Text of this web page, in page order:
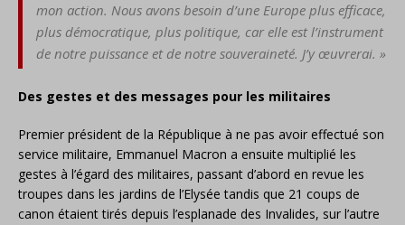
mon action. Nous avons besoin d’une Europe plus efficace,
plus démocratique, plus politique, car elle est l’instrument
de notre puissance et de notre souveraineté. J’y œuvrerai. »
Des gestes et des messages pour les militaires
Premier président de la République à ne pas avoir effectué son
service militaire, Emmanuel Macron a ensuite multiplié les
gestes à l’égard des militaires, passant d’abord en revue les
troupes dans les jardins de l’Elysée tandis que 21 coups de
canon étaient tirés depuis l’esplanade des Invalides, sur l’autre